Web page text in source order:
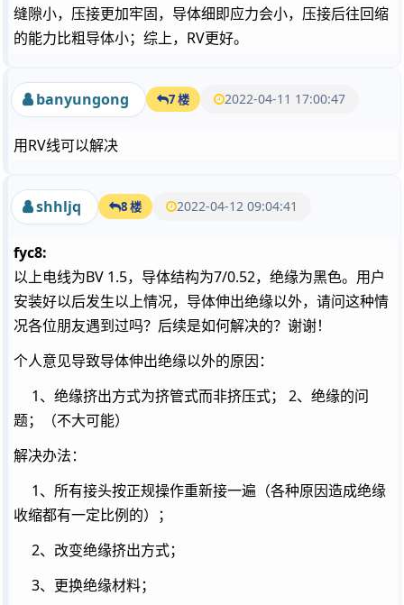
缝隙小，压接更加牢固，导体细即应力会小，压接后往回缩
的能力比粗导体小；综上，RV更好。
banyungong 7 楼 2022-04-11 17:00:47
用RV线可以解决
shhljq 8 楼 2022-04-12 09:04:41
fyc8:
以上电线为BV 1.5，导体结构为7/0.52，绝缘为黑色。用户
安装好以后发生以上情况，导体伸出绝缘以外，请问这种情
况各位朋友遇到过吗？后续是如何解决的？谢谢！
个人意见导致导体伸出绝缘以外的原因：
1、绝缘挤出方式为挤管式而非挤压式； 2、绝缘的问
题；（不大可能）
解决办法：
1、所有接头按正规操作重新接一遍（各种原因造成绝缘
收缩都有一定比例的）；
2、改变绝缘挤出方式；
3、更换绝缘材料；